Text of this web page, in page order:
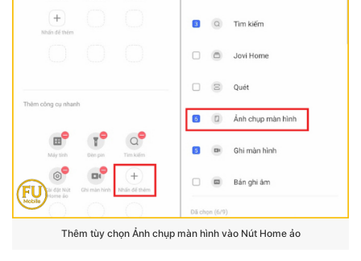
Thêm tùy chọn Ảnh chụp màn hình vào Nút Home ảo